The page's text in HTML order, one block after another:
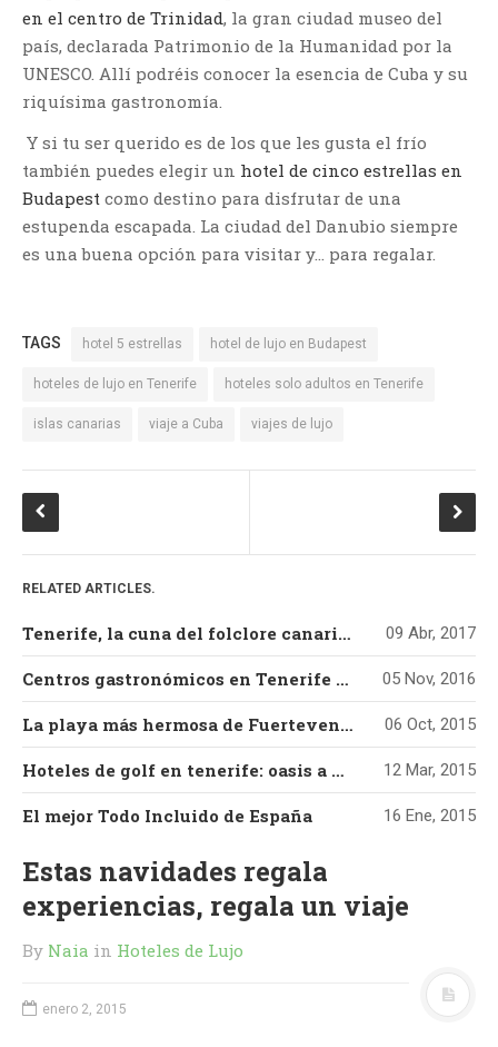
en el centro de Trinidad, la gran ciudad museo del
país, declarada Patrimonio de la Humanidad por la
UNESCO. Allí podréis conocer la esencia de Cuba y su
riquísima gastronomía.
Y si tu ser querido es de los que les gusta el frío
también puedes elegir un hotel de cinco estrellas en
Budapest como destino para disfrutar de una
estupenda escapada. La ciudad del Danubio siempre
es una buena opción para visitar y… para regalar.
TAGS hotel 5 estrellas hotel de lujo en Budapest
hoteles de lujo en Tenerife hoteles solo adultos en Tenerife
islas canarias viaje a Cuba viajes de lujo
RELATED ARTICLES.
Tenerife, la cuna del folclore canario más auténtico 09 Abr, 2017
Centros gastronómicos en Tenerife para una escapada de otoño 05 Nov, 2016
La playa más hermosa de Fuerteventura 06 Oct, 2015
Hoteles de golf en tenerife: oasis a orillas del atlántico 12 Mar, 2015
El mejor Todo Incluido de España 16 Ene, 2015
Estas navidades regala
experiencias, regala un viaje
By Naia in Hoteles de Lujo
enero 2, 2015